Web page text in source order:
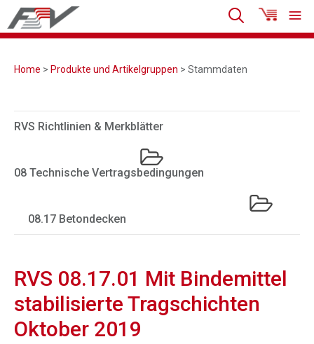
Home > Produkte und Artikelgruppen > Stammdaten
RVS Richtlinien & Merkblätter
08 Technische Vertragsbedingungen
08.17 Betondecken
RVS 08.17.01 Mit Bindemittel
stabilisierte Tragschichten
Oktober 2019